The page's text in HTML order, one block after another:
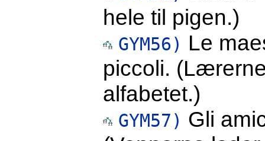
hele til pigen.)
GYM56) Le
piccoli.
alfabetet.)
GYM57) Gli